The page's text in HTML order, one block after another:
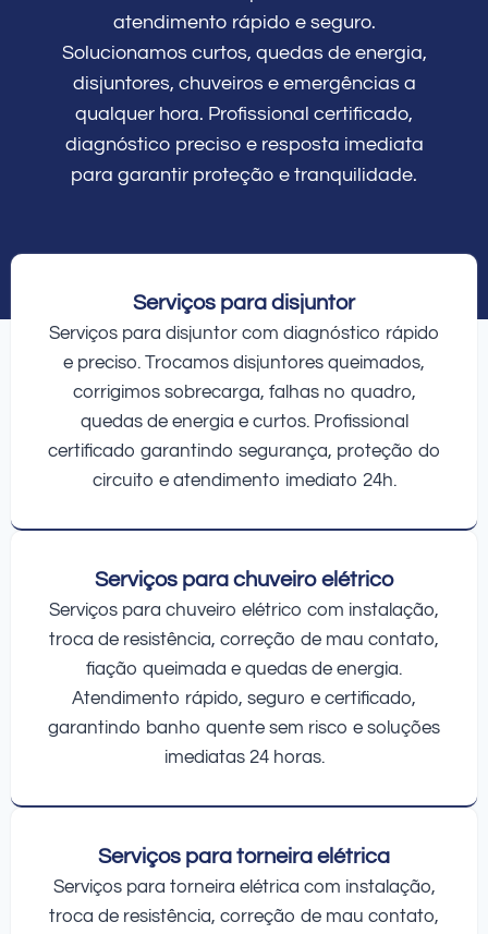
atendimento rápido e seguro.
Solucionamos curtos, quedas de energia,
disjuntores, chuveiros e emergências a
qualquer hora. Profissional certificado,
diagnóstico preciso e resposta imediata
para garantir proteção e tranquilidade.
Serviços para disjuntor
Serviços para disjuntor com diagnóstico rápido
e preciso. Trocamos disjuntores queimados,
corrigimos sobrecarga, falhas no quadro,
quedas de energia e curtos. Profissional
certificado garantindo segurança, proteção do
circuito e atendimento imediato 24h.
Serviços para chuveiro elétrico
Serviços para chuveiro elétrico com instalação,
troca de resistência, correção de mau contato,
fiação queimada e quedas de energia.
Atendimento rápido, seguro e certificado,
garantindo banho quente sem risco e soluções
imediatas 24 horas.
Serviços para torneira elétrica
Serviços para torneira elétrica com instalação,
troca de resistência, correção de mau contato,